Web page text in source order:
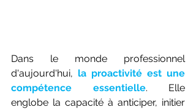
Dans le monde professionnel
d'aujourd'hui, la proactivité est une
compétence essentielle. Elle
englobe la capacité à anticiper, initier